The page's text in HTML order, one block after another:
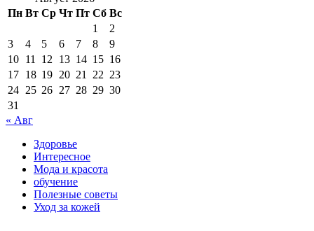
Пн Вт Ср Чт Пт Сб Вс
1
2
3
4 5 6 7 8
9
10 11 12 13 14 15 16
17 18 19 20 21 22 23
24 25 26 27 28 29 30
31
« Авг
Здоровье
Интересное
Мода и красота
обучение
Полезные советы
Уход за кожей